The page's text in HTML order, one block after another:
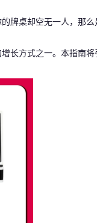
牌桌却空无一人，那
长方式之一。本指南将